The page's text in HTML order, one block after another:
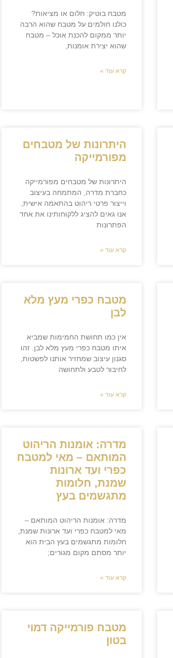
מטבח בוטיק: חלום או מציאות?
כולנו חולמים על מטבח שהוא הרבה
יותר ממקום להכנת אוכל – מטבח
שהוא יצירת אומנות,
קרא עוד »
היתרונות של מטבחים
מפורמייקה
היתרונות של מטבחים מפורמייקה
כחברת מדרה, המתמחה בעיצוב
וייצור פרטי ריהוט בהתאמה אישית,
אנו גאים להציג ללקוחותינו את אחד
הפתרונות
קרא עוד »
מטבח כפרי מעץ מלא
לבן
אין כמו תחושת החמימות שמביא
איתו מטבח כפרי מעץ מלא לבן. זהו
סגנון עיצוב שמחזיר אותנו לפשטות,
לחיבור לטבע ולתחושה
קרא עוד »
מדרה: אומנות הריהוט
המותאם – מאי למטבח
כפרי ועד ארונות
שמנת, חלומות
מתגשמים בעץ
מדרה: אומנות הריהוט המותאם –
מאי למטבח כפרי ועד ארונות שמנת,
חלומות מתגשמים בעץ הבית הוא
יותר מסתם מקום מגורים;
קרא עוד »
מטבח פורמייקה דמוי
בטון